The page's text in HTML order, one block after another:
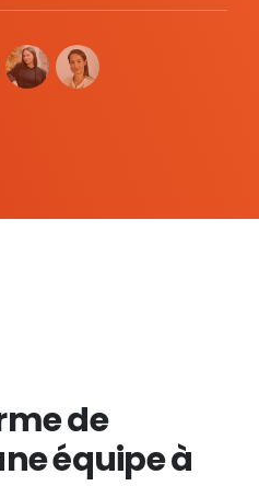
de
équipe à